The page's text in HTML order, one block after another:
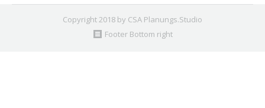
Copyright 2018 by CSA Planungs.Studio
Footer Bottom right